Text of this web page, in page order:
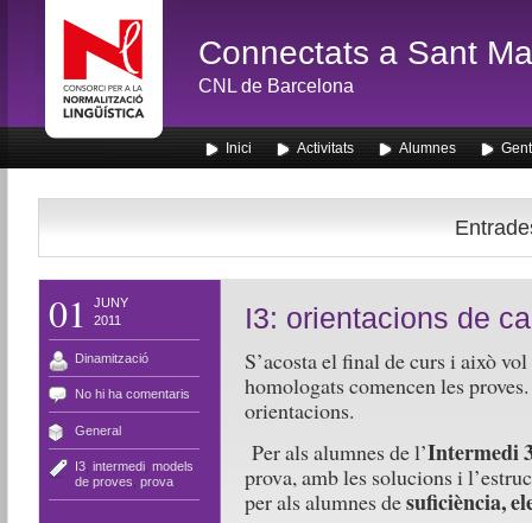
Connectats a Sant
CNL de Barcelona
Inici Activitats Alumnes
01
JUNY
2011
Dinamització
No hi ha comentaris
General
I3, intermedi, models
de proves prova
I3: orientacions de
S’acosta el final de curs i això
homologats comencen les
orientacions.
Per als alumnes de l’Intermedi
prova, amb les solucions i
per als alumnes desuficiència,